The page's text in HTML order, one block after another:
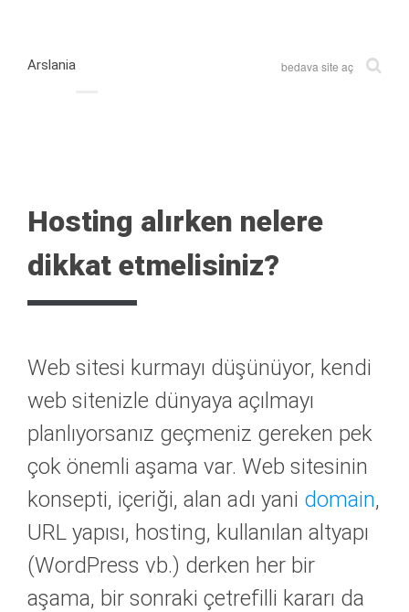
Arslania bedava site aç
Hosting alırken nelere
dikkat etmelisiniz?
Web sitesi kurmayı düşünüyor, kendi
web sitenizle dünyaya açılmayı
planlıyorsanız geçmeniz gereken pek
çok önemli aşama var. Web sitesinin
konsepti, içeriği, alan adı yani domain,
URL yapısı, hosting, kullanılan altyapı
(WordPress vb.) derken her bir
aşama, bir sonraki çetrefilli kararı da